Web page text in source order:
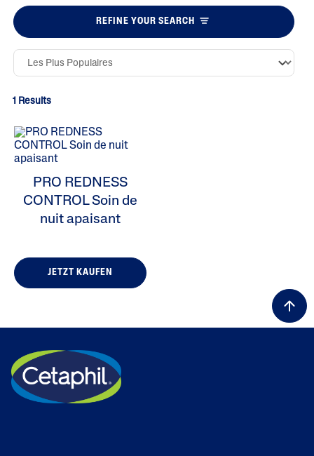
REFINE YOUR SEARCH
ALL FILTERS
État De La Peau
Type De Peau
1 Results
PRO REDNESS
CONTROL Soin de
nuit apaisant
JETZT KAUFEN